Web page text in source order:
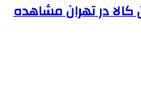
در تهران مشاهده